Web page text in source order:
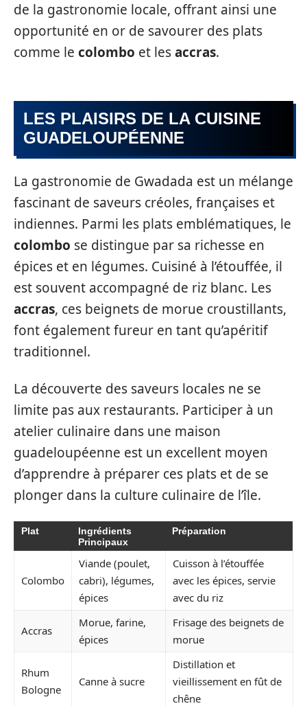
de la gastronomie locale, offrant ainsi une
opportunité en or de savourer des plats
comme le colombo et lesaccras.
LES PLAISIRS DE LA CUISINE
GUADELOUPÉENNE
La gastronomie de Gwadada est un mélange
fascinant de saveurs créoles, françaises et
indiennes. Parmi les plats emblématiques, le
colombo se distingue par sa richesse en
épices et en légumes. Cuisiné à l’étouffée, il
est souvent accompagné de riz blanc. Les
accras, ces beignets de morue croustillants,
font également fureur en tant qu’apéritif
traditionnel.
La découverte des saveurs locales ne se
limite pas aux restaurants. Participer à un
atelier culinaire dans une maison
guadeloupéenne est un excellent moyen
d’apprendre à préparer ces plats et de se
plonger dans la culture culinaire de l’île.
Plat
Ingrédients
Principaux
Préparation
Colombo
Viande (poulet,
cabri), légumes,
épices
Cuisson à l’étouffée
avec les épices, servie
avec du riz
Accras
Morue, farine,
épices
Frisage des beignets de
morue
Rhum
Bologne
Canne à sucre
Distillation et
vieillissement en fût de
chêne